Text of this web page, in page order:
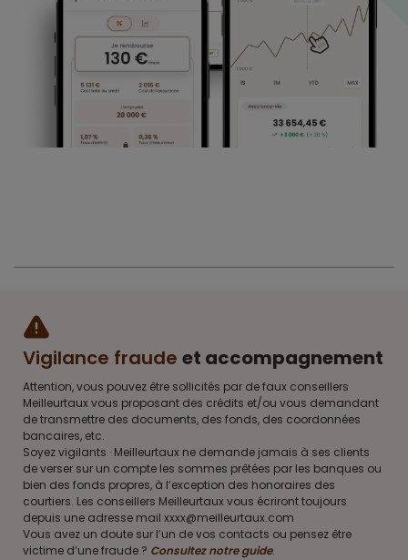
Vigilance fraude et accompagnement
Attention, vous pouvez être sollicités par de faux conseillers
Meilleurtaux vous proposant des crédits et/ou vous demandant
de transmettre des documents, des fonds, des coordonnées
bancaires, etc.
Soyez vigilants · Meilleurtaux ne demande jamais à ses clients
de verser sur un compte les sommes prêtées par les banques ou
bien des fonds propres, à l’exception des honoraires des
courtiers. Les conseillers Meilleurtaux vous écriront toujours
depuis une adresse mail xxxx@meilleurtaux.com
Vous avez un doute sur l’un de vos contacts ou pensez être
victime d’une fraude ? Consultez notre guide.